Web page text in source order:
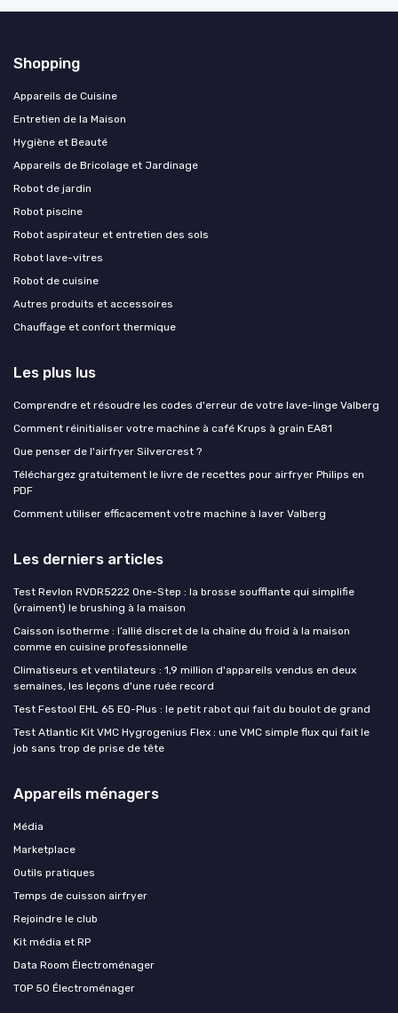
Shopping
Appareils de Cuisine
Entretien de la Maison
Hygiène et Beauté
Appareils de Bricolage et Jardinage
Robot de jardin
Robot piscine
Robot aspirateur et entretien des sols
Robot lave-vitres
Robot de cuisine
Autres produits et accessoires
Chauffage et confort thermique
Les plus lus
Comprendre et résoudre les codes d'erreur de votre lave-linge Valberg
Comment réinitialiser votre machine à café Krups à grain EA81
Que penser de l'airfryer Silvercrest ?
Téléchargez gratuitement le livre de recettes pour airfryer Philips en
PDF
Comment utiliser efficacement votre machine à laver Valberg
Les derniers articles
Test Revlon RVDR5222 One-Step : la brosse soufflante qui simplifie
(vraiment) le brushing à la maison
Caisson isotherme : l’allié discret de la chaîne du froid à la maison
comme en cuisine professionnelle
Climatiseurs et ventilateurs : 1,9 million d'appareils vendus en deux
semaines, les leçons d'une ruée record
Test Festool EHL 65 EQ-Plus : le petit rabot qui fait du boulot de grand
Test Atlantic Kit VMC Hygrogenius Flex : une VMC simple flux qui fait le
job sans trop de prise de tête
Appareils ménagers
Média
Marketplace
Outils pratiques
Temps de cuisson airfryer
Rejoindre le club
Kit média et RP
Data Room Électroménager
TOP 50 Électroménager